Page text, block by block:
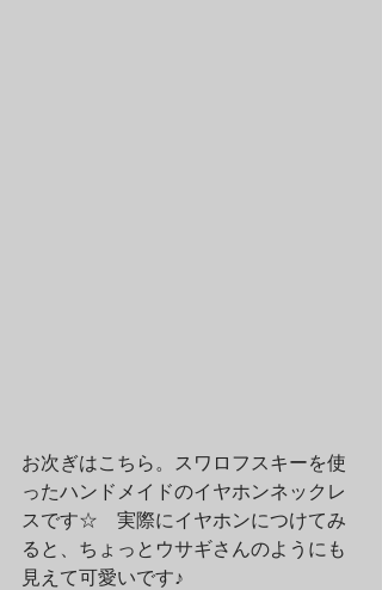
お次ぎはこちら。スワロフスキーを使
ったハンドメイドのイヤホンネックレ
スです☆　実際にイヤホンにつけてみ
ると、ちょっとウサギさんのようにも
見えて可愛いです♪